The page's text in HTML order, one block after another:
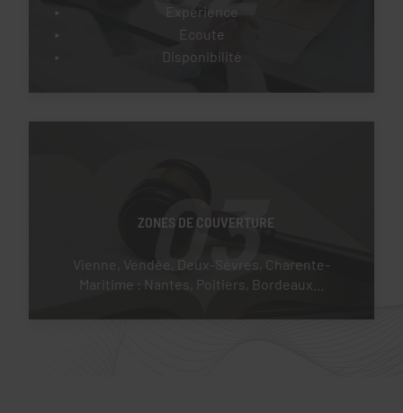
Expérience
Écoute
Disponibilité
03
ZONES DE COUVERTURE
Vienne, Vendée, Deux-Sèvres, Charente-
Maritime : Nantes, Poitiers, Bordeaux…